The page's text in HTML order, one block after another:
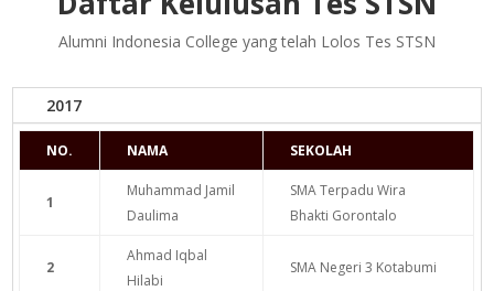
Alumni Indonesia College yang telah Lolos Tes STSN
2017
NO. NAMA SEKOLAH
1
Muhammad Jamil
Daulima
SMA Terpadu Wira
Bhakti Gorontalo
2
Ahmad Iqbal
Hilabi
SMA Negeri 3 Kotabumi